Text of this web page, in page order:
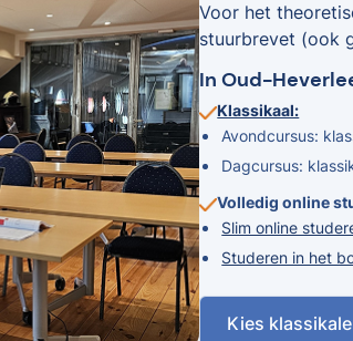
Voor het
stuurbrevet (ook
In Oud-
Klassikaal:
Avondcursus:
Dagcursus:
Volledig online
Slim online
Studeren in het
Kies